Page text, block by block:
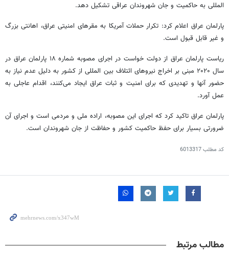
المللی به حاکمیت و جان شهروندان عراقی تشکیل دهد.
پارلمان عراق اعلام کرد: تکرار حملات آمریکا به مقرهای امنیتی عراق، اهانتی بزرگ
و غیر قابل قبول است.
ریاست پارلمان عراق از دولت خواست در اجرای مصوبه شماره ۱۸ پارلمان عراق در
سال ۲۰۲۰ مبنی بر اخراج نیروهای ائتلاف بین
المللیاز کشور به دلیل عدم نیاز به
حضور آنها و تهدیدی که برای امنیت و ثبات عراق ایجاد می‌کنند، اقدام عاجلی به
عمل آورد.
پارلمان عراق تاکید کرد که اجرای این مصوبه، اراده ملی و مردمی است و اجرای آن
ضرورتی بسیار برای حفظ حاکمیت کشور و حفاظت از جان شهروندان است.
کد مطلب6013317
مطالب مرتبط